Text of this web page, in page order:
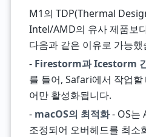
M1의 TDP(Thermal
Intel/AMD의 유사 제품보
다음과 같은 이유로 가능했
- Firestorm과 Icestorm
를 들어, Safari에서 작업
어만 활성화됩니다.
- macOS의 최적화- OS는
조정되어 오버헤드를 최소